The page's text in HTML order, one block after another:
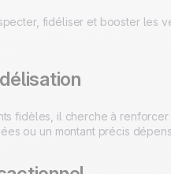
fidéliser et booster les
fidèles, il cherche à
ou un montant précis